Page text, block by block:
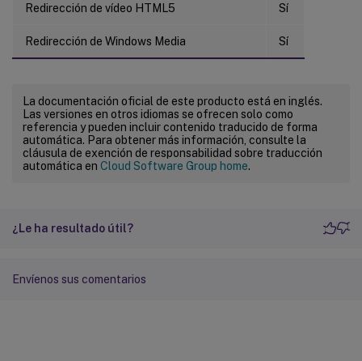
Redirección de vídeo HTML5 Sí
Redirección de Windows Media Sí
La documentación oficial de este producto está en inglés.
Las versiones en otros idiomas se ofrecen solo como
referencia y pueden incluir contenido traducido de forma
automática. Para obtener más información, consulte la
cláusula de exención de responsabilidad sobre traducción
automática en Cloud Software Group home.
¿Le ha resultado útil?
Envíenos sus comentarios